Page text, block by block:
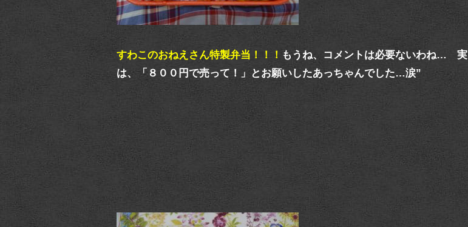
すわこのおねえさん特製弁当！！！ もうね、コメントは必要ないわね… 実
は、「８００円で売って！」とお願いしたあっちゃんでした…涙”